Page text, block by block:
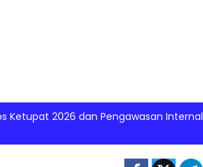
Ketupat 2026 dan Pengawasan Internal